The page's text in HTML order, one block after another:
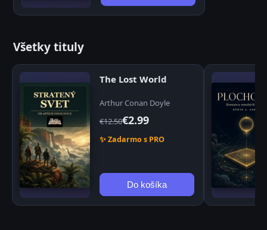
Všetky tituly
The Lost World
Arthur Conan Doyle
€12.50€2.99
✨ Zadarmo s PRO
Do košíka